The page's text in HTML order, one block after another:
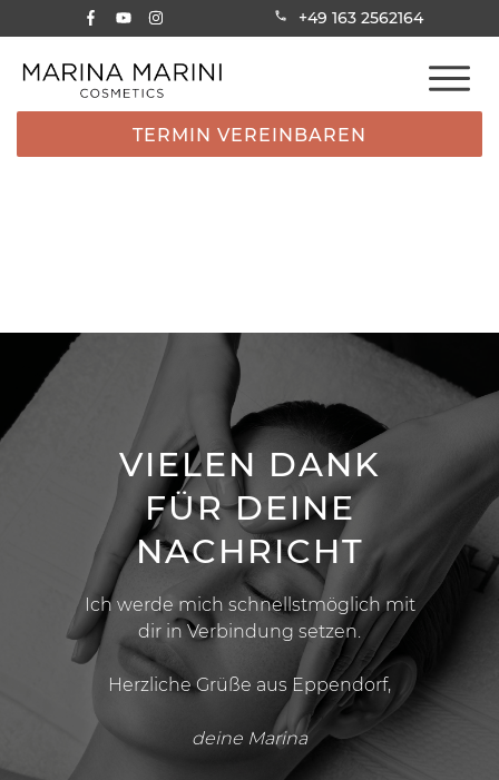
+49 163 2562164
TERMIN VEREINBAREN
VIELEN DANK
FÜR DEINE
NACHRICHT
Ich werde mich schnellstmöglich mit
dir in Verbindung setzen.
Herzliche Grüße aus Eppendorf,
deine Marina